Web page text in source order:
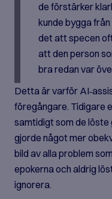
de förstärker
kunde bygga
det att specen
att den person
bra redan var
Detta är varför
föregångare. Tidigare
samtidigt som de löste
gjorde något mer
bild av alla problem
epokerna och aldrig
ignorera.